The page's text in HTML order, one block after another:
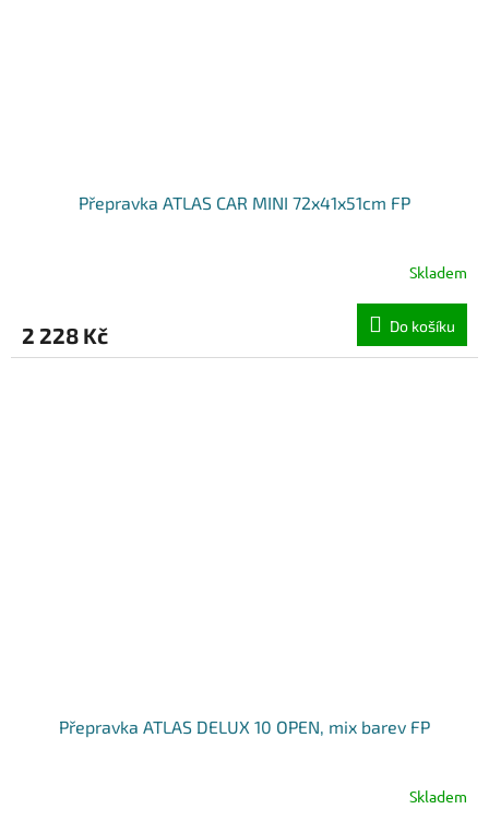
Přepravka ATLAS CAR MINI 72x41x51cm FP
Skladem
2 228 Kč Do košíku
Přepravka ATLAS DELUX 10 OPEN, mix barev FP
Skladem